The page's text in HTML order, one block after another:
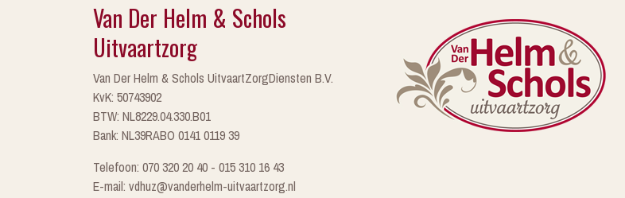
Van Der Helm & Schols
Uitvaartzorg
Van Der Helm & Schols UitvaartZorgDiensten B.V.
KvK: 50743902
BTW: NL8229.04.330.B01
Bank: NL39RABO 0141 0119 39
Telefoon: 070 320 20 40 - 015 310 16 43
E-mail: vdhuz@vanderhelm-uitvaartzorg.nl